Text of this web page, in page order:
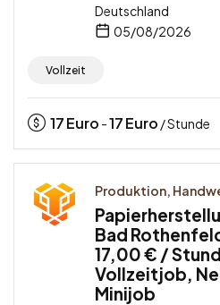
Deutschland
05/08/2026
Vollzeit
17Euro -17Euro / Stunde
Produktion,
Bad
17,00 € /
Vollzeitjob,
Minijob